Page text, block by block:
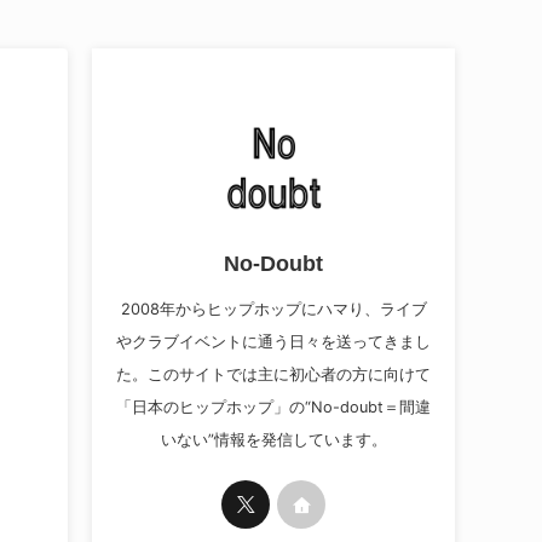
No-Doubt
2008年からヒップホップにハマり、ライブ
やクラブイベントに通う日々を送ってきまし
た。このサイトでは主に初心者の方に向けて
「日本のヒップホップ」の“No-doubt＝間違
いない”情報を発信しています。